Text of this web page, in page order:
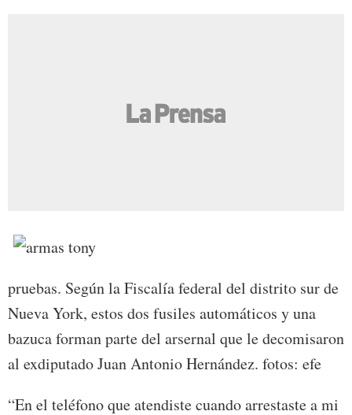
pruebas. Según la Fiscalía federal del distrito sur de
Nueva York, estos dos fusiles automáticos y una
bazuca forman parte del arsernal que le decomisaron
al exdiputado Juan Antonio Hernández. fotos: efe
“En el teléfono que atendiste cuando arrestaste a mi